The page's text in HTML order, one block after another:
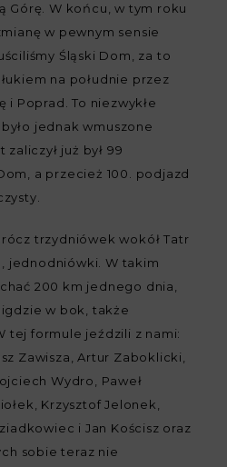
Górę. W końcu, w tym roku
w pewnym sensie
Śląski Dom, za to
na południe przez
i Poprad. To niezwykłe
jednak wmuszone
już był 99
a przecież 100. podjazd
trzydniówek wokół Tatr
jednodniówki. W takim
200 km jednego dnia,
w bok, także
tej formule jeździli z nami:
Zawisza, Artur Zaboklicki,
Wydro, Paweł
Krzysztof Jelonek,
i Jan Kościsz oraz
sobie teraz nie